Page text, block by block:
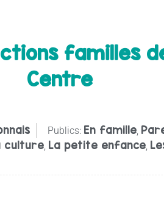
familles
Centre
Publics: En famille
culture La petite enfance